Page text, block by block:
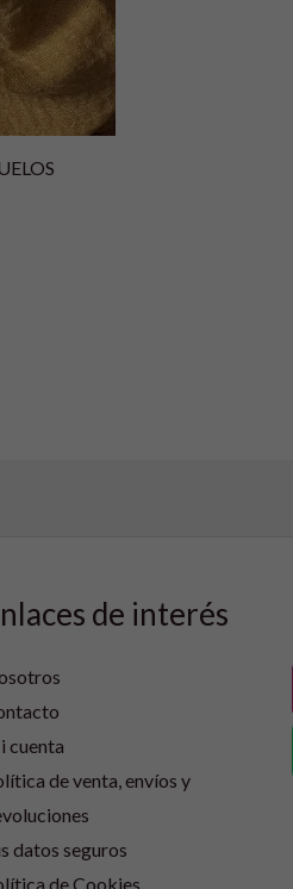
de interés
cuenta
de venta, envíos y
datos seguros
de Cookies